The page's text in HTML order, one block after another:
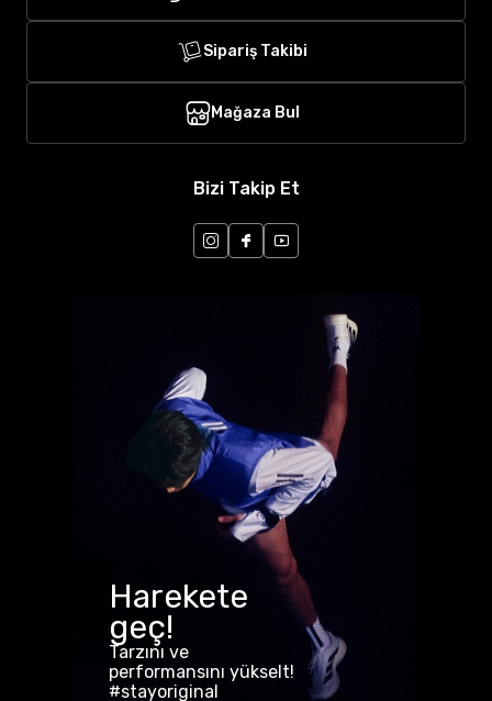
Sipariş Takibi
Mağaza Bul
Bizi Takip Et
Harekete
geç!
Tarzını ve
performansını yükselt!
#stayoriginal